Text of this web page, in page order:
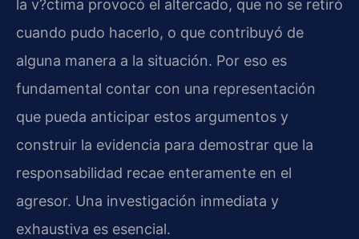
la v?ctima provocó el altercado, que no se retiró
cuando pudo hacerlo, o que contribuyó de
alguna manera a la situación. Por eso es
fundamental contar con una representación
que pueda anticipar estos argumentos y
construir la evidencia para demostrar que la
responsabilidad recae enteramente en el
agresor. Una investigación inmediata y
exhaustiva es esencial.